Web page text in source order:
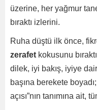
üzerine, her yağmur
bıraktı izlerini.
Ruha düştü ilk önce,
zerafet kokusunu
dilek, iyi bakış, iyiye
başına berekete
açısı”nın tanımına